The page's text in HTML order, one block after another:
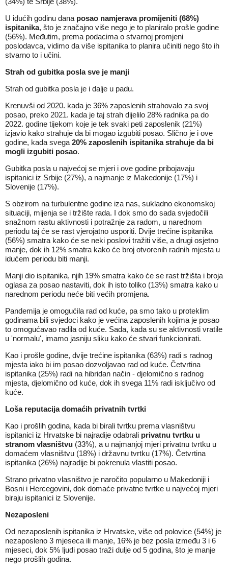
U idućih godinu dana posao namjerava promijeniti (68%)
ispitanika, što je značajno više nego je to planiralo prošle godine
(56%). Međutim, prema podacima o stvarnoj promjeni
poslodavca, vidimo da više ispitanika to planira učiniti nego što ih
stvarno to i učini.
Strah od gubitka posla sve je manji
Strah od gubitka posla je i dalje u padu.
Krenuvši od 2020. kada je 36% zaposlenih strahovalo za svoj
posao, preko 2021. kada je taj strah dijelilo 28% radnika pa do
2022. godine tijekom koje je tek svaki peti zaposlenik (21%)
izjavio kako strahuje da bi mogao izgubiti posao. Slično je i ove
godine, kada svega 20% zaposlenih ispitanika strahuje da bi
mogli izgubiti posao.
Gubitka posla u najvećoj se mjeri i ove godine pribojavaju
ispitanici iz Srbije (27%), a najmanje iz Makedonije (17%) i
Slovenije (17%).
S obzirom na turbulentne godine iza nas, sukladno ekonomskoj
situaciji, mijenja se i tržište rada. I dok smo do sada svjedočili
snažnom rastu aktivnosti i potražnje za radom, u narednom
periodu taj će se rast vjerojatno usporiti. Dvije trećine ispitanika
(56%) smatra kako će se neki poslovi tražiti više, a drugi osjetno
manje, dok ih 12% smatra kako će broj otvorenih radnih mjesta u
idućem periodu biti manji.
Manji dio ispitanika, njih 19% smatra kako će se rast tržišta i broja
oglasa za posao nastaviti, dok ih isto toliko (13%) smatra kako u
narednom periodu neće biti većih promjena.
Pandemija je omogućila rad od kuće, pa smo tako u proteklim
godinama bili svjedoci kako je većina zaposlenih kojima je posao
to omogućavao radila od kuće. Sada, kada su se aktivnosti vratile
u 'normalu', imamo jasniju sliku kako će stvari funkcionirati.
Kao i prošle godine, dvije trećine ispitanika (63%) radi s radnog
mjesta iako bi im posao dozvoljavao rad od kuće. Četvrtina
ispitanika (25%) radi na hibridan način - djelomično s radnog
mjesta, djelomično od kuće, dok ih svega 11% radi isključivo od
kuće.
Loša reputacija domaćih privatnih tvrtki
Kao i prošlih godina, kada bi birali tvrtku prema vlasništvu
ispitanici iz Hrvatske bi najradije odabrali privatnu tvrtku u
stranom vlasništvu (33%), a u najmanjoj mjeri privatnu tvrtku u
domaćem vlasništvu (18%) i državnu tvrtku (17%). Četvrtina
ispitanika (26%) najradije bi pokrenula vlastiti posao.
Strano privatno vlasništvo je naročito popularno u Makedoniji i
Bosni i Hercegovini, dok domaće privatne tvrtke u najvećoj mjeri
biraju ispitanici iz Slovenije.
Nezaposleni
Od nezaposlenih ispitanika iz Hrvatske, više od polovice (54%) je
nezaposleno 3 mjeseca ili manje, 16% je bez posla između 3 i 6
mjeseci, dok 5% ljudi posao traži dulje od 5 godina, što je manje
nego prošlih godina.